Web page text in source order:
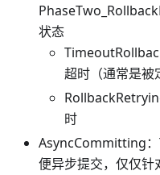
状态
超时（通常是被
时
AsyncCommitting：
便异步提交，仅仅针